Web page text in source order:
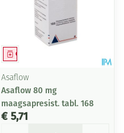
Geneesmiddel
Asaflow
Asaflow 80 mg
maagsapresist. tabl. 168
€ 5,71